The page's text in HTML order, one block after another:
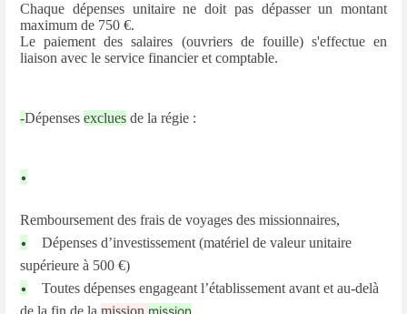
Chaque dépenses unitaire ne doit pas dépasser un montant
maximum de 750 €.
Le paiement des salaires (ouvriers de fouille) s'effectue en
liaison avec le service financier et comptable.
-Dépenses exclues de la régie :
•
Remboursement des frais de voyages des missionnaires,
•
Dépenses d’investissement (matériel de valeur unitaire
supérieure à 500 €)
•
Toutes dépenses engageant l’établissement avant et au-delà
de la fin de la mission. mission